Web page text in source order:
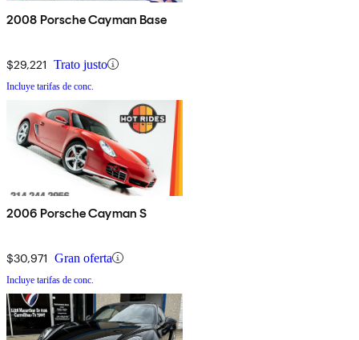
2008 Porsche Cayman Base
$29,221 Trato justo
Incluye tarifas de conc.
2006 Porsche Cayman S
$30,971 Gran oferta
Incluye tarifas de conc.